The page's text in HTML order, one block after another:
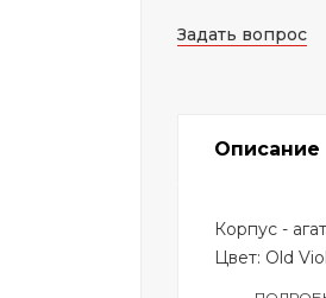
Задать вопрос
Описание
Корпус -
Цвет: Old